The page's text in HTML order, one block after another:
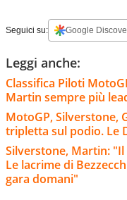
Seguici su: Google
Leggi anche:
Classifica Piloti
Martin sempre più
MotoGP, Silverstone,
tripletta sul podio. Le
Silverstone, Martin:
Le lacrime di
gara domani"